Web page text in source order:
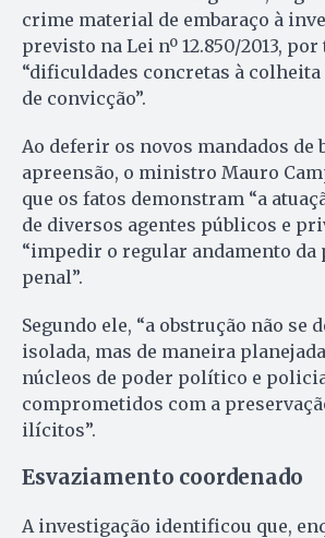
crime material de embaraço à
previsto na Lei nº 12.850/2013,
“dificuldades concretas à colheita
de convicção”.
Ao deferir os novos mandados de
apreensão, o ministro Mauro
que os fatos demonstram “a
de diversos agentes públicos e
“impedir o regular andamento da
penal”.
Segundo ele, “a obstrução não se
isolada, mas de maneira
núcleos de poder político e
comprometidos com a
ilícitos”.
Esvaziamento coordenado
A investigação identificou que,